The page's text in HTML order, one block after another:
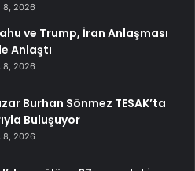
8, 2026
ve Trump, İran Anlaşması
Anlaştı
8, 2026
Burhan Sönmez TESAK’ta
Buluşuyor
8, 2026